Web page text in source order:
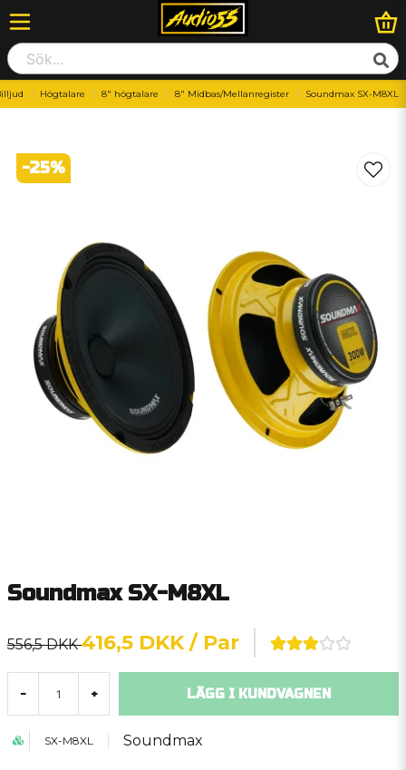
Högtalare 8" högtalare 8" Midbas/Mellanregister Soundmax SX-M8XL
-25%
Soundmax SX-M8XL
556,5 DKK416,5 DKK / Par
- + LÄGG I KUNDVAGNEN
SX-M8XL Soundmax